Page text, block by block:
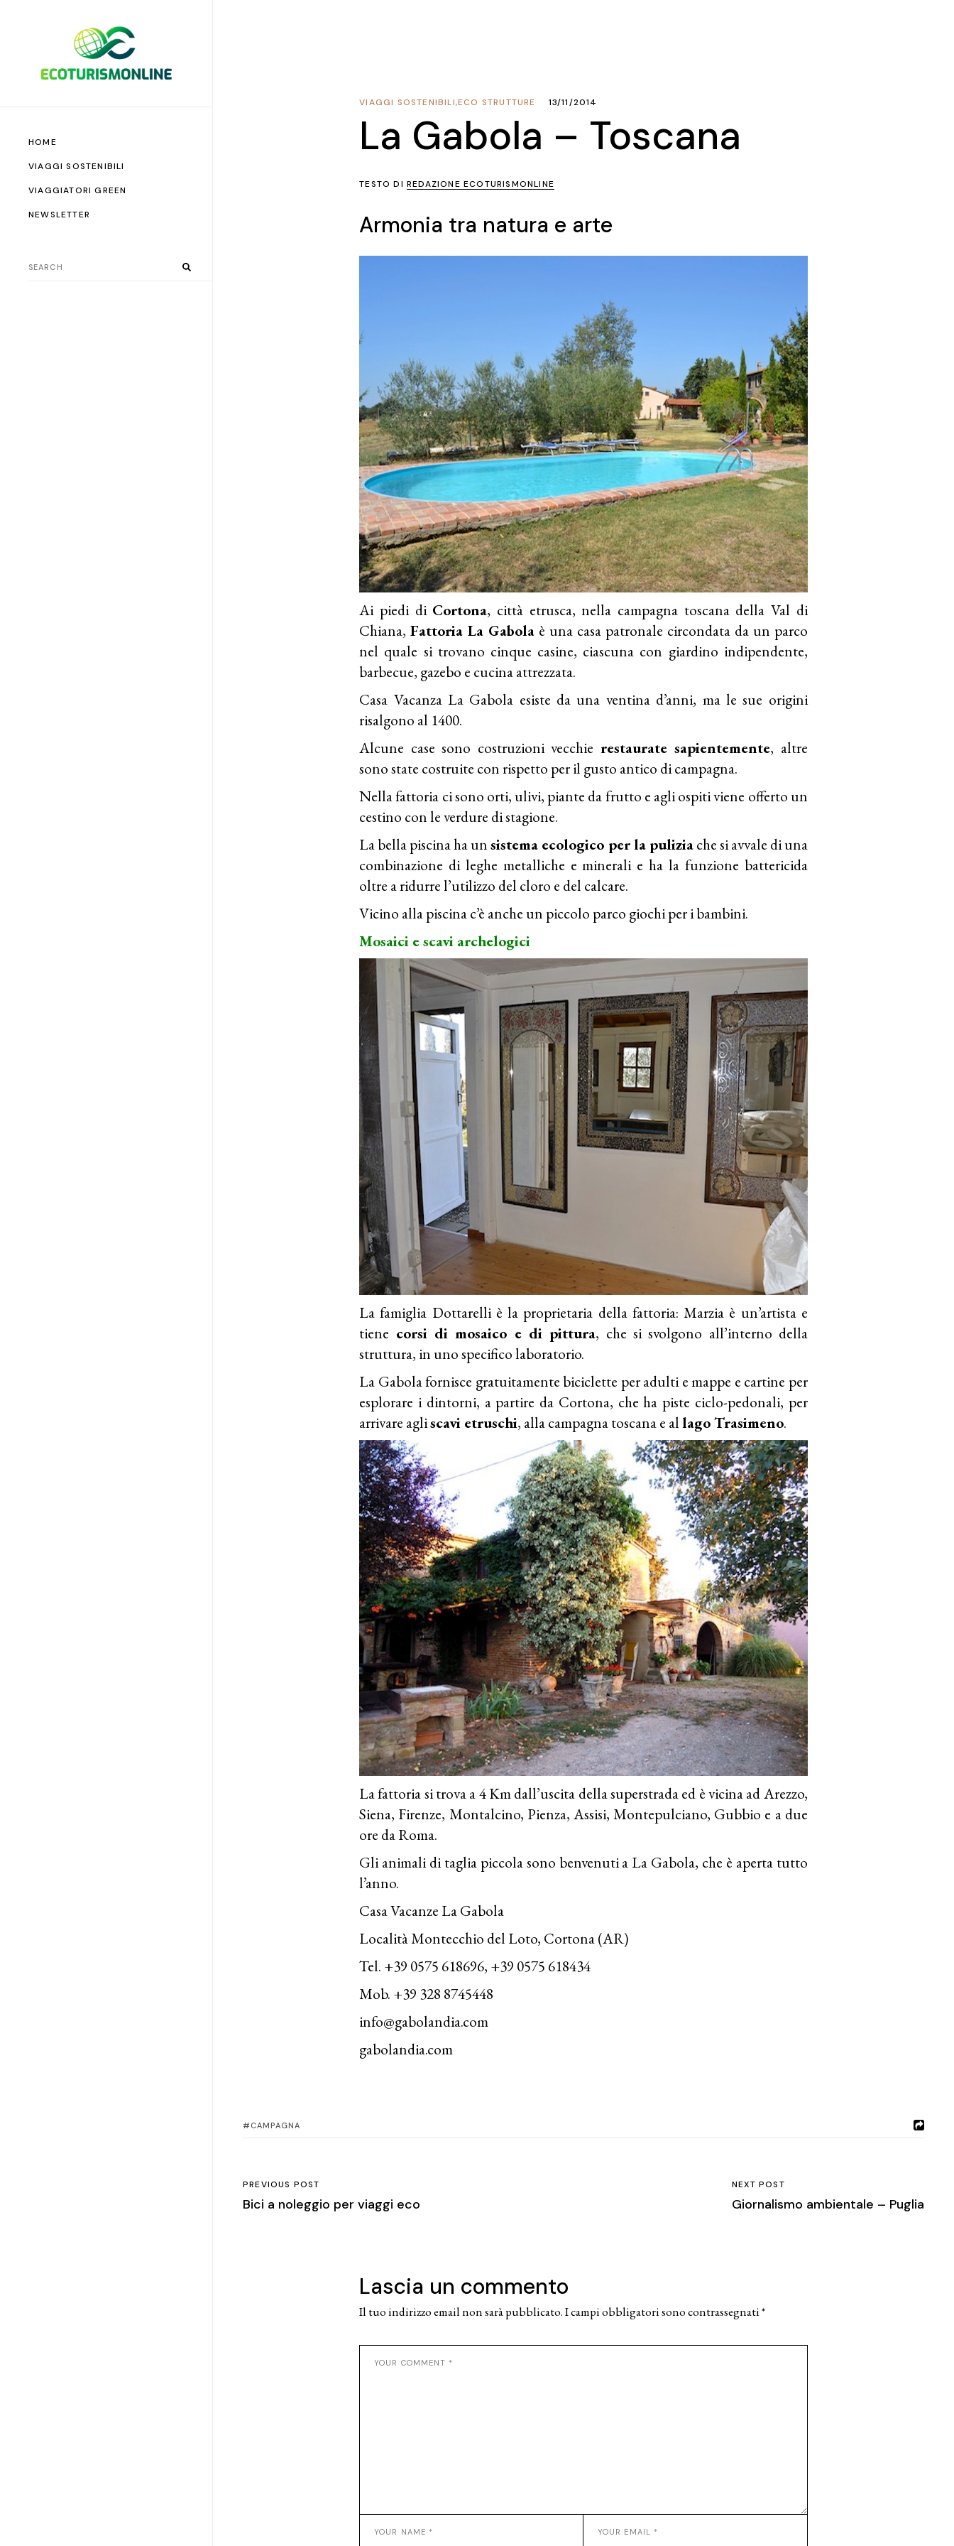
HOME
VIAGGI SOSTENIBILI
VIAGGIATORI GREEN
NEWSLETTER
ECO STRUTTURE
,
VIAGGI SOSTENIBILI 13/11/2014
La Gabola – Toscana
TESTO DI REDAZIONE ECOTURISMONLINE
Armonia tra natura e arte
Ai piedi di Cortona, città etrusca, nella campagna toscana della Val di
Chiana,Fattoria La Gabola è una casa patronale circondata da un parco
nel quale si trovano cinque casine, ciascuna con giardino indipendente,
barbecue, gazebo e cucina attrezzata.
Casa Vacanza La Gabola esiste da una ventina d’anni, ma le sue origini
risalgono al 1400.
Alcune case sono costruzioni vecchie restaurate sapientemente, altre
sono state costruite con rispetto per il gusto antico di campagna.
Nella fattoria ci sono orti, ulivi, piante da frutto e agli ospiti viene offerto un
cestino con le verdure di stagione.
La bella piscina ha unsistema ecologico per la puliziache si avvale di una
combinazione di leghe metalliche e minerali e ha la funzione battericida
oltre a ridurre l’utilizzo del cloro e del calcare.
Vicino alla piscina c’è anche un piccolo parco giochi per i bambini.
Mosaici e scavi archelogici
La famiglia Dottarelli è la proprietaria della fattoria: Marzia è un’artista e
tiene corsi di mosaico e di pittura, che si svolgono all’interno della
struttura, in uno specifico laboratorio.
La Gabola fornisce gratuitamente biciclette per adulti e mappe e cartine per
esplorare i dintorni, a partire da Cortona, che ha piste ciclo-pedonali, per
arrivare agliscavi etruschi, alla campagna toscana e allagoTrasimeno.
La fattoria si trova a 4 Km dall’uscita della superstrada ed è vicina ad Arezzo,
Siena, Firenze, Montalcino, Pienza, Assisi, Montepulciano, Gubbio e a due
ore da Roma.
Gli animali di taglia piccola sono benvenuti a La Gabola, che è aperta tutto
l’anno.
Casa Vacanze La Gabola
Località Montecchio del Loto, Cortona (AR)
Tel. +39 0575 618696, +39 0575 618434
Mob. +39 328 8745448
info@gabolandia.com
gabolandia.com
CAMPAGNA
PREVIOUS POST
Bici a noleggio per viaggi eco
NEXT POST
Giornalismo ambientale – Puglia
Lascia un commento
Il tuo indirizzo email non sarà pubblicato.I campi obbligatori sono contrassegnati*